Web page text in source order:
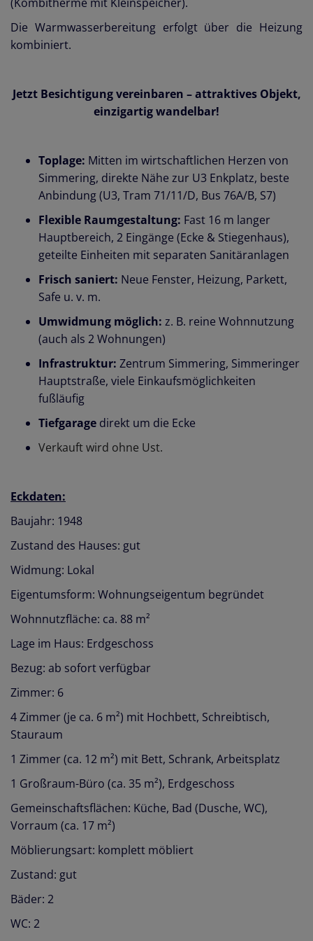
Die Warmwasserbereitung erfolgt über die Heizung
kombiniert.
Jetzt Besichtigung vereinbaren – attraktives Objekt,
einzigartig wandelbar!
Toplage: Mitten im wirtschaftlichen Herzen von
Simmering, direkte Nähe zur U3 Enkplatz, beste
Anbindung (U3, Tram 71/11/D, Bus 76A/B, S7)
Flexible Raumgestaltung: Fast 16 m langer
Hauptbereich, 2 Eingänge (Ecke & Stiegenhaus),
geteilte Einheiten mit separaten Sanitäranlagen
Frisch saniert: Neue Fenster, Heizung, Parkett,
Safe u. v. m.
Umwidmung möglich: z. B. reine Wohnnutzung
(auch als 2 Wohnungen)
Infrastruktur: Zentrum Simmering, Simmeringer
Hauptstraße, viele Einkaufsmöglichkeiten
fußläufig
Tiefgarage direkt um die Ecke
Verkauft wird ohne Ust.
Eckdaten:
Baujahr: 1948
Zustand des Hauses: gut
Widmung: Lokal
Eigentumsform: Wohnungseigentum begründet
Wohnnutzfläche: ca. 88 m²
Lage im Haus: Erdgeschoss
Bezug: ab sofort verfügbar
Zimmer: 6
4 Zimmer (je ca. 6 m²) mit Hochbett, Schreibtisch,
Stauraum
1 Zimmer (ca. 12 m²) mit Bett, Schrank, Arbeitsplatz
1 Großraum-Büro (ca. 35 m²), Erdgeschoss
Gemeinschaftsflächen: Küche, Bad (Dusche, WC),
Vorraum (ca. 17 m²)
Möblierungsart: komplett möbliert
Zustand: gut
Bäder: 2
WC: 2